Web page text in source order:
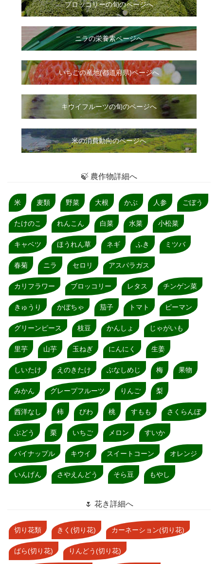
ブロッコリーの旬のページへ
ニラの栄養素ページへ
いちごの産地(都道府県)ページへ
キウイフルーツの旬のページへ
米の消費動向のページへ
🍃 農作物詳細へ
米 麦類 野菜 大根 かぶ 人参 ごぼう
たけのこ れんこん 白菜 水菜 小松菜
キャベツ ほうれん草 ネギ ふき ミツバ
春菊 ニラ セロリ アスパラガス
カリフラワー ブロッコリー レタス チンゲン菜
きゅうり かぼちゃ 茄子 トマト ピーマン
グリーンピース 枝豆 かんしょ じゃがいも
里芋 山芋 玉ねぎ にんにく 生姜
しいたけ えのきたけ ぶなしめじ 梅 果物
みかん グレープフルーツ りんご 梨
西洋なし 柿 びわ 桃 すもも さくらんぼ
ぶどう 栗 いちご メロン すいか
パイナップル キウイ スイートコーン オレンジ
いんげん さやえんどう そら豆 もやし
🌷 花き詳細へ
切り花類 きく(切り花) カーネーション(切り花)
ばら(切り花) りんどう(切り花)